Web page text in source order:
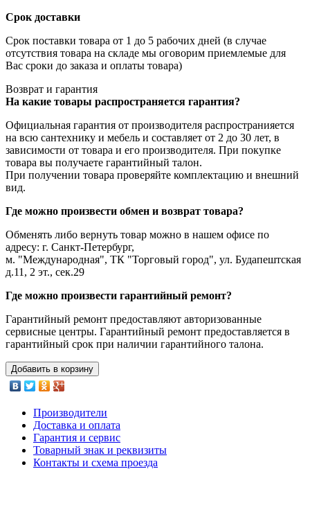
Срок доставки
Срок поставки товара от 1 до 5 рабочих дней (в случае
отсутствия товара на складе мы оговорим приемлемые для
Вас сроки до заказа и оплаты товара)
Возврат и гарантия
На какие товары распространяется гарантия?
Официальная гарантия от производителя распространияется
на всю сантехнику и мебель и составляет от 2 до 30 лет, в
зависимости от товара и его производителя. При покупке
товара вы получаете гарантийный талон.
При получении товара проверяйте комплектацию и внешний
вид.
Где можно произвести обмен и возврат товара?
Обменять либо вернуть товар можно в нашем офисе по
адресу: г. Санкт-Петербург,
м. "Международная", ТК "Торговый город", ул. Будапештская
д.11, 2 эт., сек.29
Где можно произвести гарантийный ремонт?
Гарантийный ремонт предоставляют авторизованные
сервисные центры. Гарантийный ремонт предоставляется в
гарантийный срок при наличии гарантийного талона.
Добавить в корзину
Производители
Доставка и оплата
Гарантия и сервис
Товарный знак и реквизиты
Контакты и схема проезда